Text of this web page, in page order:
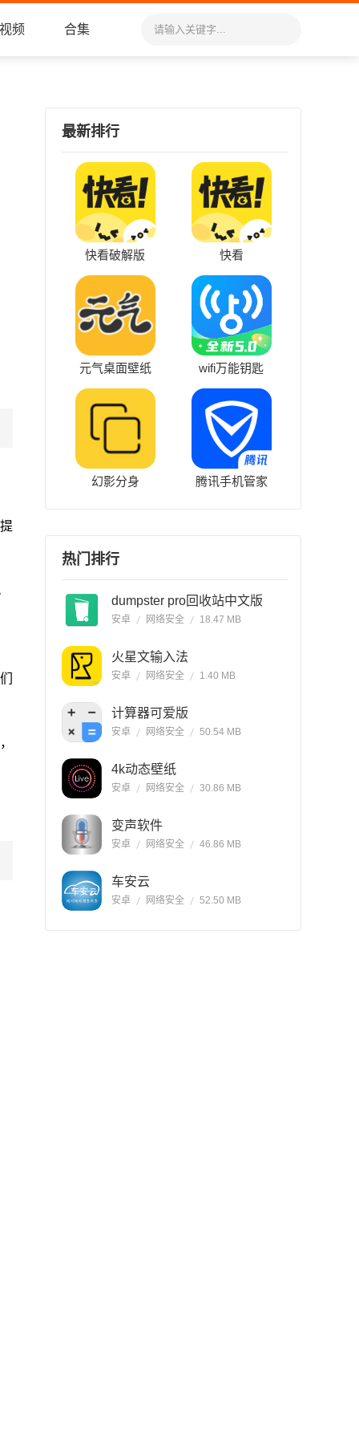
视频 合集
最新排行
快看破解版 快看
元气桌面壁纸 wifi万能钥匙
幻影分身 腾讯手机管家
热门排行
dumpster pro回收站中文版
安卓 网络安全 18.47 MB
火星文输入法
安卓 网络安全 1.40 MB
计算器可爱版
安卓 网络安全 50.54 MB
4k动态壁纸
安卓 网络安全 30.86 MB
变声软件
安卓 网络安全 46.86 MB
车安云
安卓 网络安全 52.50 MB